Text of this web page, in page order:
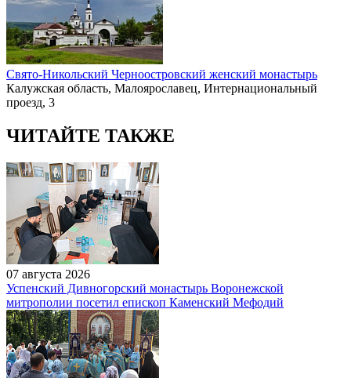
Свято-Никольский Черноостровский женский монастырь
Калужская область, Малоярославец, Интернациональный
проезд, 3
ЧИТАЙТЕ ТАКЖЕ
07 августа 2026
Успенский Дивногорский монастырь Воронежской
митрополии посетил епископ Каменский Мефодий